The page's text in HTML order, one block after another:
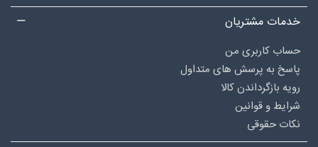
خدمات مشتریان
حساب کاربری من
پاسخ به پرسش های متداول
رویه بازگرداندن کالا
شرایط و قوانین
نکات حقوقی